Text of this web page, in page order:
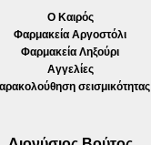
Ο Καιρός
Φαρμακεία Αργοστόλι
Φαρμακεία Ληξούρι
Αγγελίες
σεισμικότητας